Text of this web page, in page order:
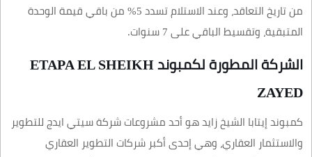
من تاريخ التعاقد، وعند الاستلام تسدد 5% من باقي قيمة الوحدة
المتبقية، وتقسيط الباقي على 7 سنوات.
الشركة المطورة لكمبوند ETAPA EL SHEIKH
ZAYED
كمبوند إيتابا الشيخ زايد هو أحد مشروعات شركة سيتي ايدج للتطوير
والاستثمار العقاري، وهي إحدى أكبر شركات التطوير العقاري